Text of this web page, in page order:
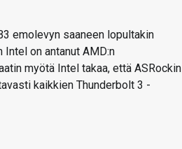
emolevyn saaneen lopultakin
on antanut AMD:n
myötä Intel takaa, että ASRockin
kaikkien Thunderbolt 3 -